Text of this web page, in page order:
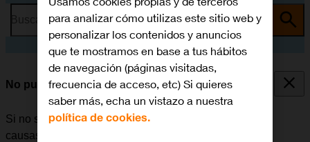
Busca por problema o tema
No puedo encender mi móvil
Si no se puede encender el móvil, puede haber varias
causas posibles al problema.
para analizar cómo utilizas este sitio web y
personalizar los contenidos y anuncios
que te mostramos en base a tus hábitos
de navegación (páginas visitadas,
frecuencia de acceso, etc) Si quieres
saber más, echa un vistazo a nuestra
política de cookies.